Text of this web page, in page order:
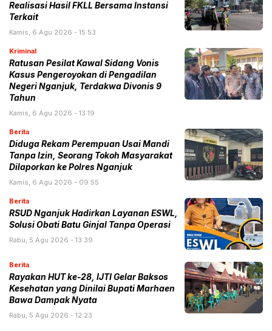
Realisasi Hasil FKLL Bersama Instansi
Terkait
Kamis, 6 Agu 2026 - 15:53
Kriminal
Ratusan Pesilat Kawal Sidang Vonis
Kasus Pengeroyokan di Pengadilan
Negeri Nganjuk, Terdakwa Divonis 9
Tahun
Kamis, 6 Agu 2026 - 13:19
Berita
Diduga Rekam Perempuan Usai Mandi
Tanpa Izin, Seorang Tokoh Masyarakat
Dilaporkan ke Polres Nganjuk
Kamis, 6 Agu 2026 - 09:55
Berita
RSUD Nganjuk Hadirkan Layanan ESWL,
Solusi Obati Batu Ginjal Tanpa Operasi
Rabu, 5 Agu 2026 - 13:39
Berita
Rayakan HUT ke-28, IJTI Gelar Baksos
Kesehatan yang Dinilai Bupati Marhaen
Bawa Dampak Nyata
Rabu, 5 Agu 2026 - 12:23